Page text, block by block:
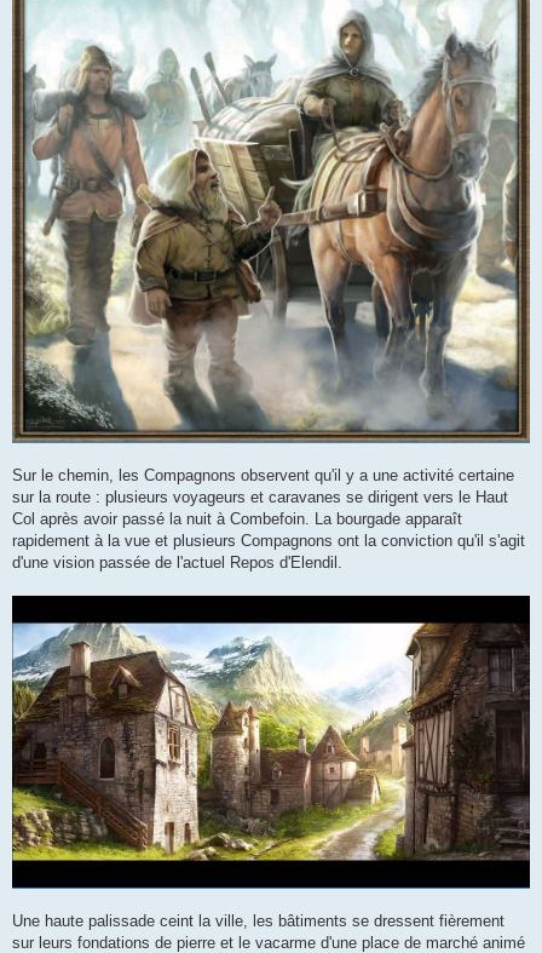
Sur le chemin, les Compagnons observent qu'il y a une activité certaine
sur la route : plusieurs voyageurs et caravanes se dirigent vers le Haut
Col après avoir passé la nuit à Combefoin. La bourgade apparaît
rapidement à la vue et plusieurs Compagnons ont la conviction qu'il s'agit
d'une vision passée de l'actuel Repos d'Elendil.
Une haute palissade ceint la ville, les bâtiments se dressent fièrement
sur leurs fondations de pierre et le vacarme d'une place de marché animé